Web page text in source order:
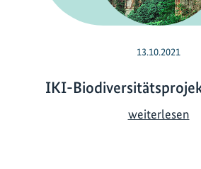
13.10.2021
IKI-
weiterlesenI